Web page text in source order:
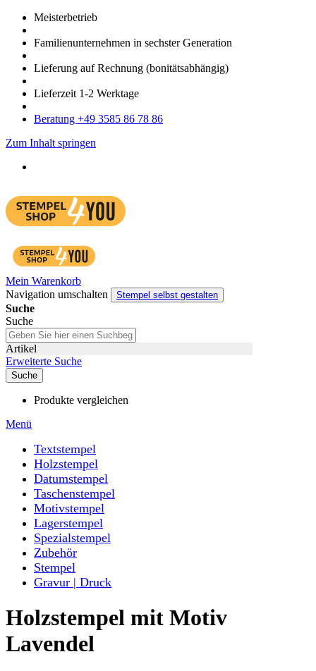
Meister­betrieb
Familien­unter­nehmen in sechster Gene­ration
Lieferung auf Rech­nung (bonitätsabhängig)
Liefer­zeit 1-2 Werk­tage
Bera­tung +49 3585 86 78 86
Zum Inhalt springen
Mein Warenkorb
Navigation umschalten
Stempel selbst gestalten
Suche
Suche
Artikel
Erweiterte Suche
Suche
Produkte vergleichen
Menü
Textstempel
Holzstempel
Datumstempel
Taschenstempel
Motivstempel
Lagerstempel
Spezialstempel
Zubehör
Stempel
Gravur | Druck
Holzstempel mit Motiv
Lavendel